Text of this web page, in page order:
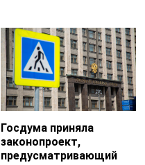
Госдума приняла
законопроект,
предусматривающий